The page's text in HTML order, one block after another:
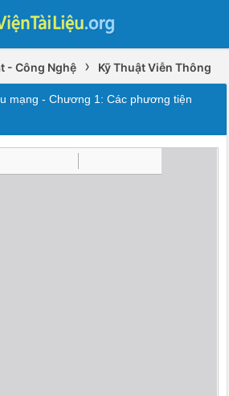
- Công Nghệ › Kỹ Thuật Viễn Thông
mạng - Chương 1: Các phương tiện